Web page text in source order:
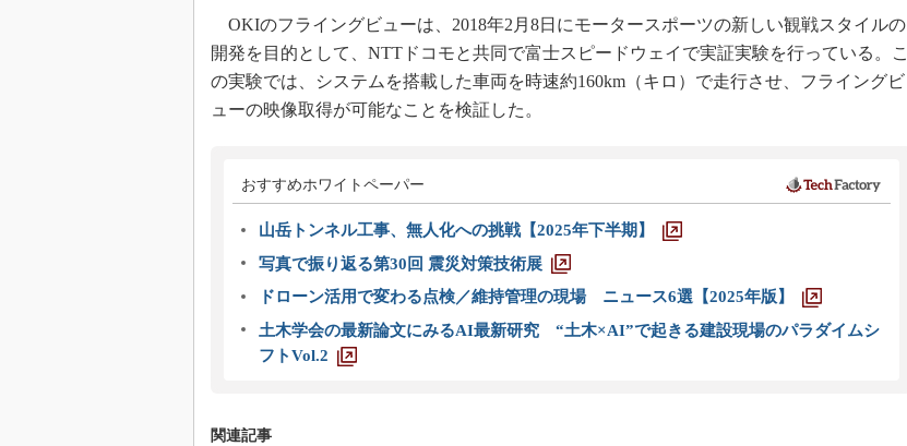
OKIのフライングビューは、2018年2月8日にモータースポーツの新しい観戦スタイルの
開発を目的として、NTTドコモと共同で富士スピードウェイで実証実験を行っている。こ
の実験では、システムを搭載した車両を時速約160km（キロ）で走行させ、フライングビ
ューの映像取得が可能なことを検証した。
おすすめホワイトペーパー
山岳トンネル工事、無人化への挑戦【2025年下半期】
写真で振り返る第30回 震災対策技術展
ドローン活用で変わる点検／維持管理の現場 ニュース6選【2025年版】
土木学会の最新論文にみるAI最新研究 “土木×AI”で起きる建設現場のパラダイムシ
フトVol.2
関連記事